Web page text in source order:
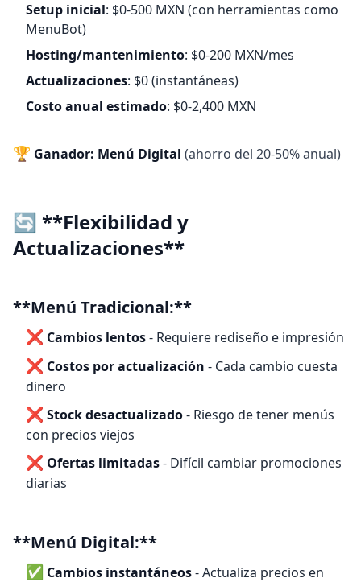
Setup inicial: $0-500 MXN (con herramientas como
MenuBot)
Hosting/mantenimiento: $0-200 MXN/mes
Actualizaciones: $0 (instantáneas)
Costo anual estimado: $0-2,400 MXN
🏆 Ganador: Menú Digital (ahorro del 20-50% anual)
🔄 **Flexibilidad y
Actualizaciones**
**Menú Tradicional:**
❌ Cambios lentos- Requiere rediseño e impresión
❌ Costos por actualización - Cada cambio cuesta
dinero
❌ Stock desactualizado- Riesgo de tener menús
con precios viejos
❌ Ofertas limitadas- Difícil cambiar promociones
diarias
**Menú Digital:**
✅ Cambios instantáneos- Actualiza precios en